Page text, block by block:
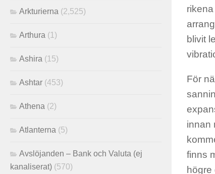
blivit
För
innan
finns
Arkturierna (2,525)
Arthura (1)
Ashira (15)
Ashtar (453)
Athena (2)
Atlanterna (5)
Avslöjanden – Bank och Valuta (ej
kanaliserat) (570)